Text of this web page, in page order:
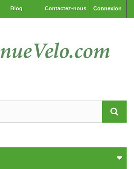
Connexion
Contactez-nous
Blog